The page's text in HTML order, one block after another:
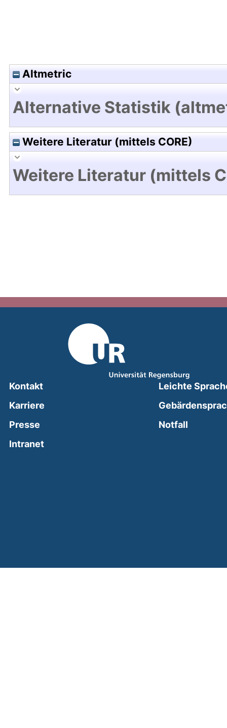
Altmetric
Alternative Statistik
Weitere Literatur (mittels CORE)
Weitere Literatur (mittels
Kontakt
Karriere
Presse
Intranet(external link, opens in a new window)
Leichte
Notfall